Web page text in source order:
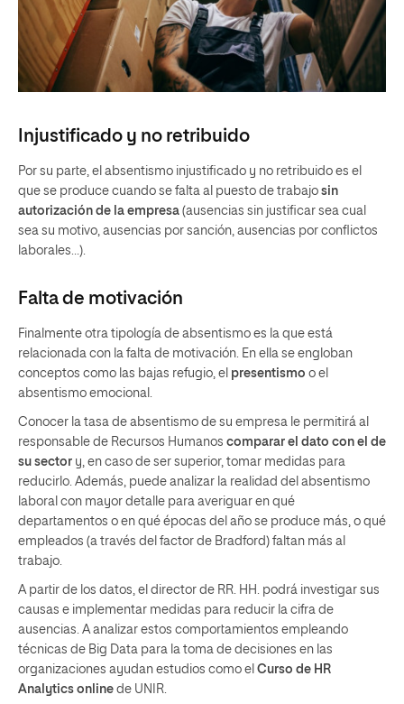
Injustificado y no retribuido
Por su parte, el absentismo injustificado y no retribuido es el
que se produce cuando se falta al puesto de trabajo sin
autorización de la empresa (ausencias sin justificar sea cual
sea su motivo, ausencias por sanción, ausencias por conflictos
laborales…).
Falta de motivación
Finalmente otra tipología de absentismo es la que está
relacionada con la falta de motivación. En ella se engloban
conceptos como las bajas refugio, el presentismo o el
absentismo emocional.
Conocer la tasa de absentismo de su empresa le permitirá al
responsable de Recursos Humanos comparar el dato con el de
su sector y, en caso de ser superior, tomar medidas para
reducirlo. Además, puede analizar la realidad del absentismo
laboral con mayor detalle para averiguar en qué
departamentos o en qué épocas del año se produce más, o qué
empleados (a través del factor de Bradford) faltan más al
trabajo.
A partir de los datos, el director de RR. HH. podrá investigar sus
causas e implementar medidas para reducir la cifra de
ausencias. A analizar estos comportamientos empleando
técnicas de Big Data para la toma de decisiones en las
organizaciones ayudan estudios como el Curso de HR
Analytics online de UNIR.